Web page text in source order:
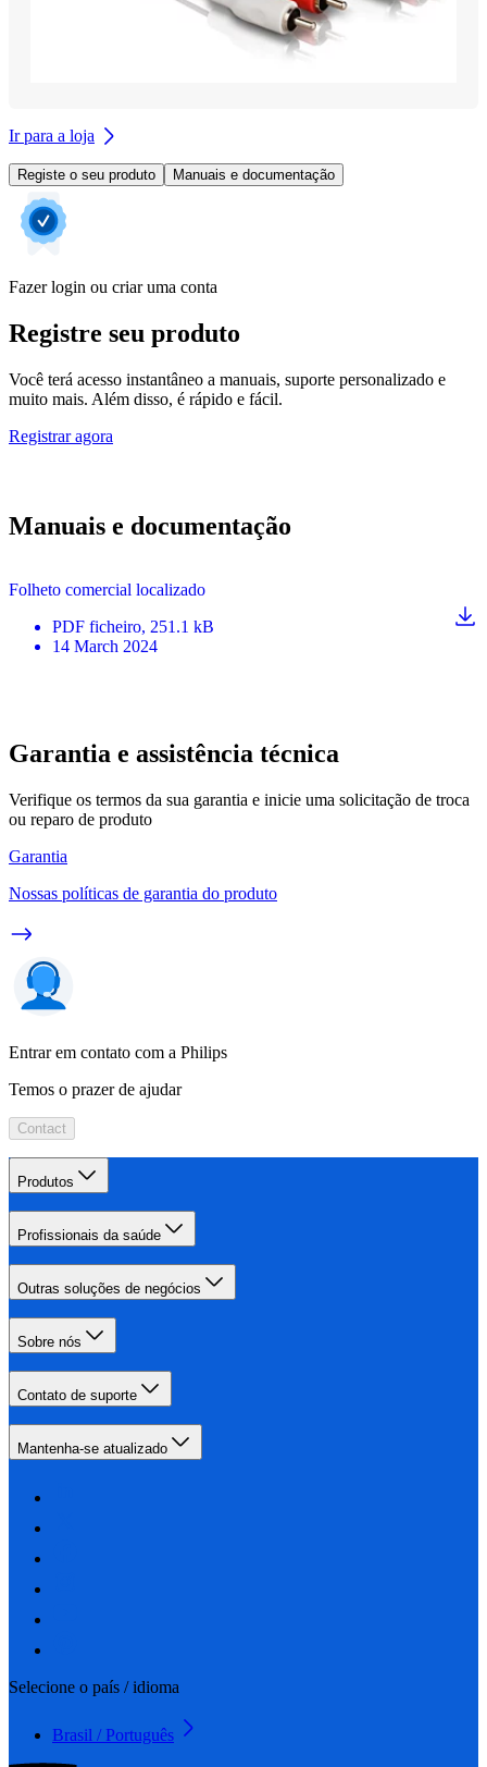
Ir para a loja
Registe o seu produto Manuais e documentação
Fazer login ou criar uma conta
Registre seu produto
Você terá acesso instantâneo a manuais, suporte personalizado e
muito mais. Além disso, é rápido e fácil.
Registrar agora
Manuais e documentação
Folheto comercial localizado
PDF ficheiro, 251.1 kB
14 March 2024
Garantia e assistência técnica
Verifique os termos da sua garantia e inicie uma solicitação de troca
ou reparo de produto
Garantia
Nossas políticas de garantia do produto
Entrar em contato com a Philips
Temos o prazer de ajudar
Contact
Produtos
Profissionais da saúde
Outras soluções de negócios
Sobre nós
Contato de suporte
Mantenha-se atualizado
Selecione o país / idioma
Brasil / Português